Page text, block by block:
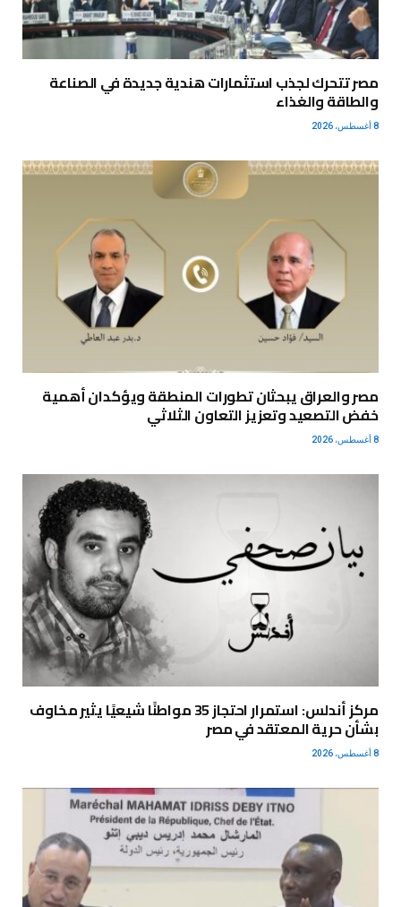
مصر تتحرك لجذب استثمارات هندية جديدة في الصناعة
والطاقة والغذاء
8 أغسطس، 2026
مصر والعراق يبحثان تطورات المنطقة ويؤكدان أهمية
خفض التصعيد وتعزيز التعاون الثلاثي
8 أغسطس، 2026
مركز أندلس: استمرار احتجاز 35 مواطنًا شيعيًا يثير مخاوف
بشأن حرية المعتقد في مصر
8 أغسطس، 2026